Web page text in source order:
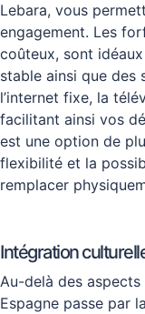
Lebara, vous
engagement. Les
coûteux, sont
stable ainsi que des
l’internet fixe, la
facilitant ainsi vos
est une option de
flexibilité et la
remplacer
Intégration
Au-delà des
Espagne passe par